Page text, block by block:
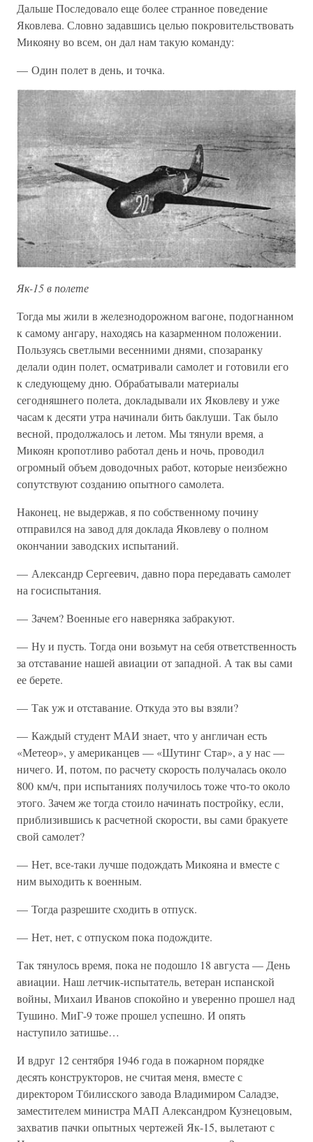
Дальше Последовало еще более странное поведение
Яковлева. Словно задавшись целью покровительствовать
Микояну во всем, он дал нам такую команду:
— Один полет в день, и точка.
Як-15 в полете
Тогда мы жили в железнодорожном вагоне, подогнанном
к самому ангару, находясь на казарменном положении.
Пользуясь светлыми весенними днями, спозаранку
делали один полет, осматривали самолет и готовили его
к следующему дню. Обрабатывали материалы
сегодняшнего полета, докладывали их Яковлеву и уже
часам к десяти утра начинали бить баклуши. Так было
весной, продолжалось и летом. Мы тянули время, а
Микоян кропотливо работал день и ночь, проводил
огромный объем доводочных работ, которые неизбежно
сопутствуют созданию опытного самолета.
Наконец, не выдержав, я по собственному почину
отправился на завод для доклада Яковлеву о полном
окончании заводских испытаний.
— Александр Сергеевич, давно пора передавать самолет
на госиспытания.
— Зачем? Военные его наверняка забракуют.
— Ну и пусть. Тогда они возьмут на себя ответственность
за отставание нашей авиации от западной. А так вы сами
ее берете.
— Так уж и отставание. Откуда это вы взяли?
— Каждый студент МАИ знает, что у англичан есть
«Метеор», у американцев — «Шутинг Стар», а у нас —
ничего. И, потом, по расчету скорость получалась около
800 км/ч, при испытаниях получилось тоже что-то около
этого. Зачем же тогда стоило начинать постройку, если,
приблизившись к расчетной скорости, вы сами бракуете
свой самолет?
— Нет, все-таки лучше подождать Микояна и вместе с
ним выходить к военным.
— Тогда разрешите сходить в отпуск.
— Нет, нет, с отпуском пока подождите.
Так тянулось время, пока не подошло 18 августа — День
авиации. Наш летчик-испытатель, ветеран испанской
войны, Михаил Иванов спокойно и уверенно прошел над
Тушино. МиГ-9 тоже прошел успешно. И опять
наступило затишье…
И вдруг 12 сентября 1946 года в пожарном порядке
десять конструкторов, не считая меня, вместе с
директором Тбилисского завода Владимиром Саладзе,
заместителем министра МАП Александром Кузнецовым,
захватив пачки опытных чертежей Як-15, вылетают с